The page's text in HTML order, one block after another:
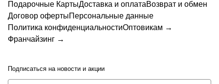
Подарочные КартыДоставка и оплатаВозврат и обмен
Договор офертыПерсональные данные
Политика конфиденциальностиОптовикам →
Франчайзинг →
Подписаться на новости и акции